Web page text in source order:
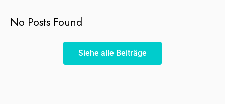
No Posts Found
Siehe alle Beiträge